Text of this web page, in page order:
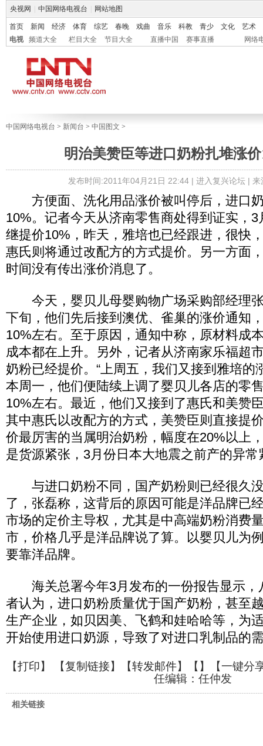
央视网 中国网络电视台 网站地图
首页 新闻 经济 体育 综艺 春晚 戏曲 音乐 科教 青少 文化
艺术
电视
频道大全 栏目大全 节目大全 直播中国 赛事直播 网络
中国网络电视台 > 新闻台 > 中国图文 >
明治美赞臣等进口奶粉扎堆涨
发布时间:2011年04月21日 22:44 | 进入复兴论坛| 来
方便面、洗化用品涨价被叫停后，进口
10%。记者今天从济南零售商处得到证实，
继提价10%，昨天，雅培也已经跟进，很快
惠氏则将通过改配方的方式提价。另一方面
时间没有传出涨价消息了。
今天，婴贝儿母婴购物广场采购部经理
下旬，他们先后接到澳优、雀巢的涨价通知
10%左右。至于原因，通知中称，原材料成
成本都在上升。另外，记者从济南家乐福超
奶粉已经提价。“上周五，我们又接到雅培的
本周一，他们便陆续上调了婴贝儿各店的零
10%左右。最近，他们又接到了惠氏和美赞
其中惠氏以改配方的方式，美赞臣则直接提
价最厉害的当属明治奶粉，幅度在20%以上
是货源紧张，3月份日本大地震之前产的异常
与进口奶粉不同，国产奶粉则已经很久
了，张磊称，这背后的原因可能是洋品牌已
市场的定价主导权，尤其是中高端奶粉消费
市，价格几乎是洋品牌说了算。以婴贝儿为
要靠洋品牌。
海关总署今年3月发布的一份报告显示，
者认为，进口奶粉质量优于国产奶粉，甚至
生产企业，如贝因美、飞鹤和娃哈哈等，为
开始使用进口奶源，导致了对进口乳制品的
【打印】 【复制链接】【转发邮件】【 】
【一键分
任编辑：任仲发
相关链接